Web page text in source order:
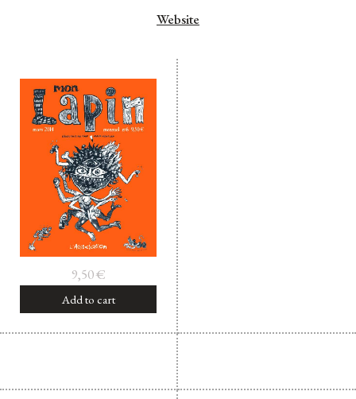
|
Facebook Instagram Twitter
incandescence
Website
9,50€
Add to cart